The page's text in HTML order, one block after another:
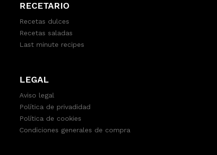
RECETARIO
Recetas dulces
Recetas saladas
Last minute recipes
LEGAL
Aviso legal
Política de privadidad
Política de cookies
Condiciones generales de compra